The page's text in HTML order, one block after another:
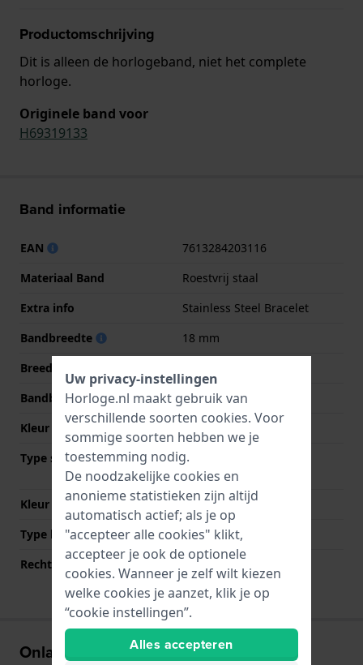
Productomschrijving
Dit is alleen de horlogeband, niet het complete
horloge.
Originele band voor
H69319133
Band informatie
EAN
7613284203116
Materiaal Band
Roestvrij staal
Extra info
Stainless Steel Bracelet
Bandbreedte
18 mm
Breedte bandaanzet
Bandbreedte bij sluiting
16 mm
Kleur Band
Zilver
Type sluiting
Vouwsluiting met
veiligheidsklep
Kleur sluiting
Zilver
Type bevestiging
Bandpennen
Rechte bandaanzet
Nee
Onlangs bekeken
Uw privacy-instellingen
Horloge.nl maakt gebruik van
verschillende soorten cookies. Voor
sommige soorten hebben we je
toestemming nodig.
De noodzakelijke cookies en
anonieme statistieken zijn altijd
automatisch actief; als je op
"accepteer alle cookies" klikt,
accepteer je ook de optionele
cookies. Wanneer je zelf wilt kiezen
welke cookies je aanzet, klik je op
“cookie instellingen”.
Alles accepteren